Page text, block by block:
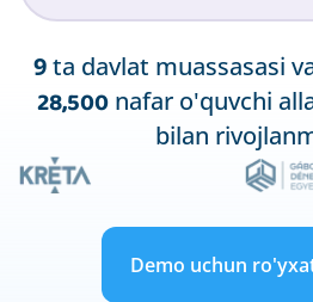
9ta davlat muassasasi
28,500 nafar o'quvchi
bilan
Demo uchun